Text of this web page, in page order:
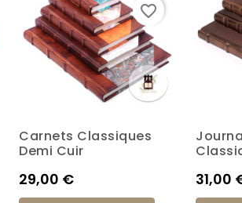
K6M K7M K17P K20P
Carnets Classiques
Demi Cuir
Prix
29,00 €
favorite_border
Prix
31,00